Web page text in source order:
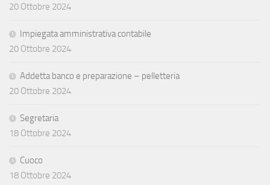
20 Ottobre 2024
Impiegata amministrativa contabile
20 Ottobre 2024
Addetta banco e preparazione – pelletteria
20 Ottobre 2024
Segretaria
18 Ottobre 2024
Cuoco
18 Ottobre 2024